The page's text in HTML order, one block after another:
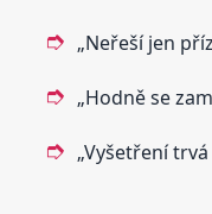
„Neřeší jen
„Hodně se
„Vyšetření